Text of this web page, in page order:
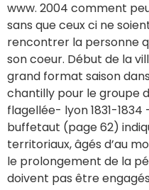
www. 2004 comment
sans que ceux ci ne
rencontrer la personne
son coeur. Début de la
grand format saison
chantilly pour le groupe
flagellée- lyon 1831-
buffetaut (page 62)
territoriaux, âgés d’au
le prolongement de la
doivent pas être